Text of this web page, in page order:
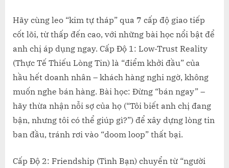
Hãy cùng leo “kim tự tháp” qua 7 cấp độ giao tiếp
cốt lõi, từ thấp đến cao, với những bài học nổi bật để
anh chị áp dụng ngay. Cấp Độ 1: Low-Trust Reality
(Thực Tế Thiếu Lòng Tin) là “điểm khởi đầu” của
hầu hết doanh nhân – khách hàng nghi ngờ, không
muốn nghe bán hàng. Bài học: Đừng “bán ngay” –
hãy thừa nhận nỗi sợ của họ (“Tôi biết anh chị đang
bận, nhưng tôi có thể giúp gì?”) để xây dựng lòng tin
ban đầu, tránh rơi vào “doom loop” thất bại.
Cấp Độ 2: Friendship (Tình Bạn) chuyển từ “người